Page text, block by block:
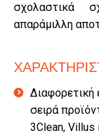
σχολαστικά
απαράμιλλη
Διαφορετική
σειρά
3Clean, Villus